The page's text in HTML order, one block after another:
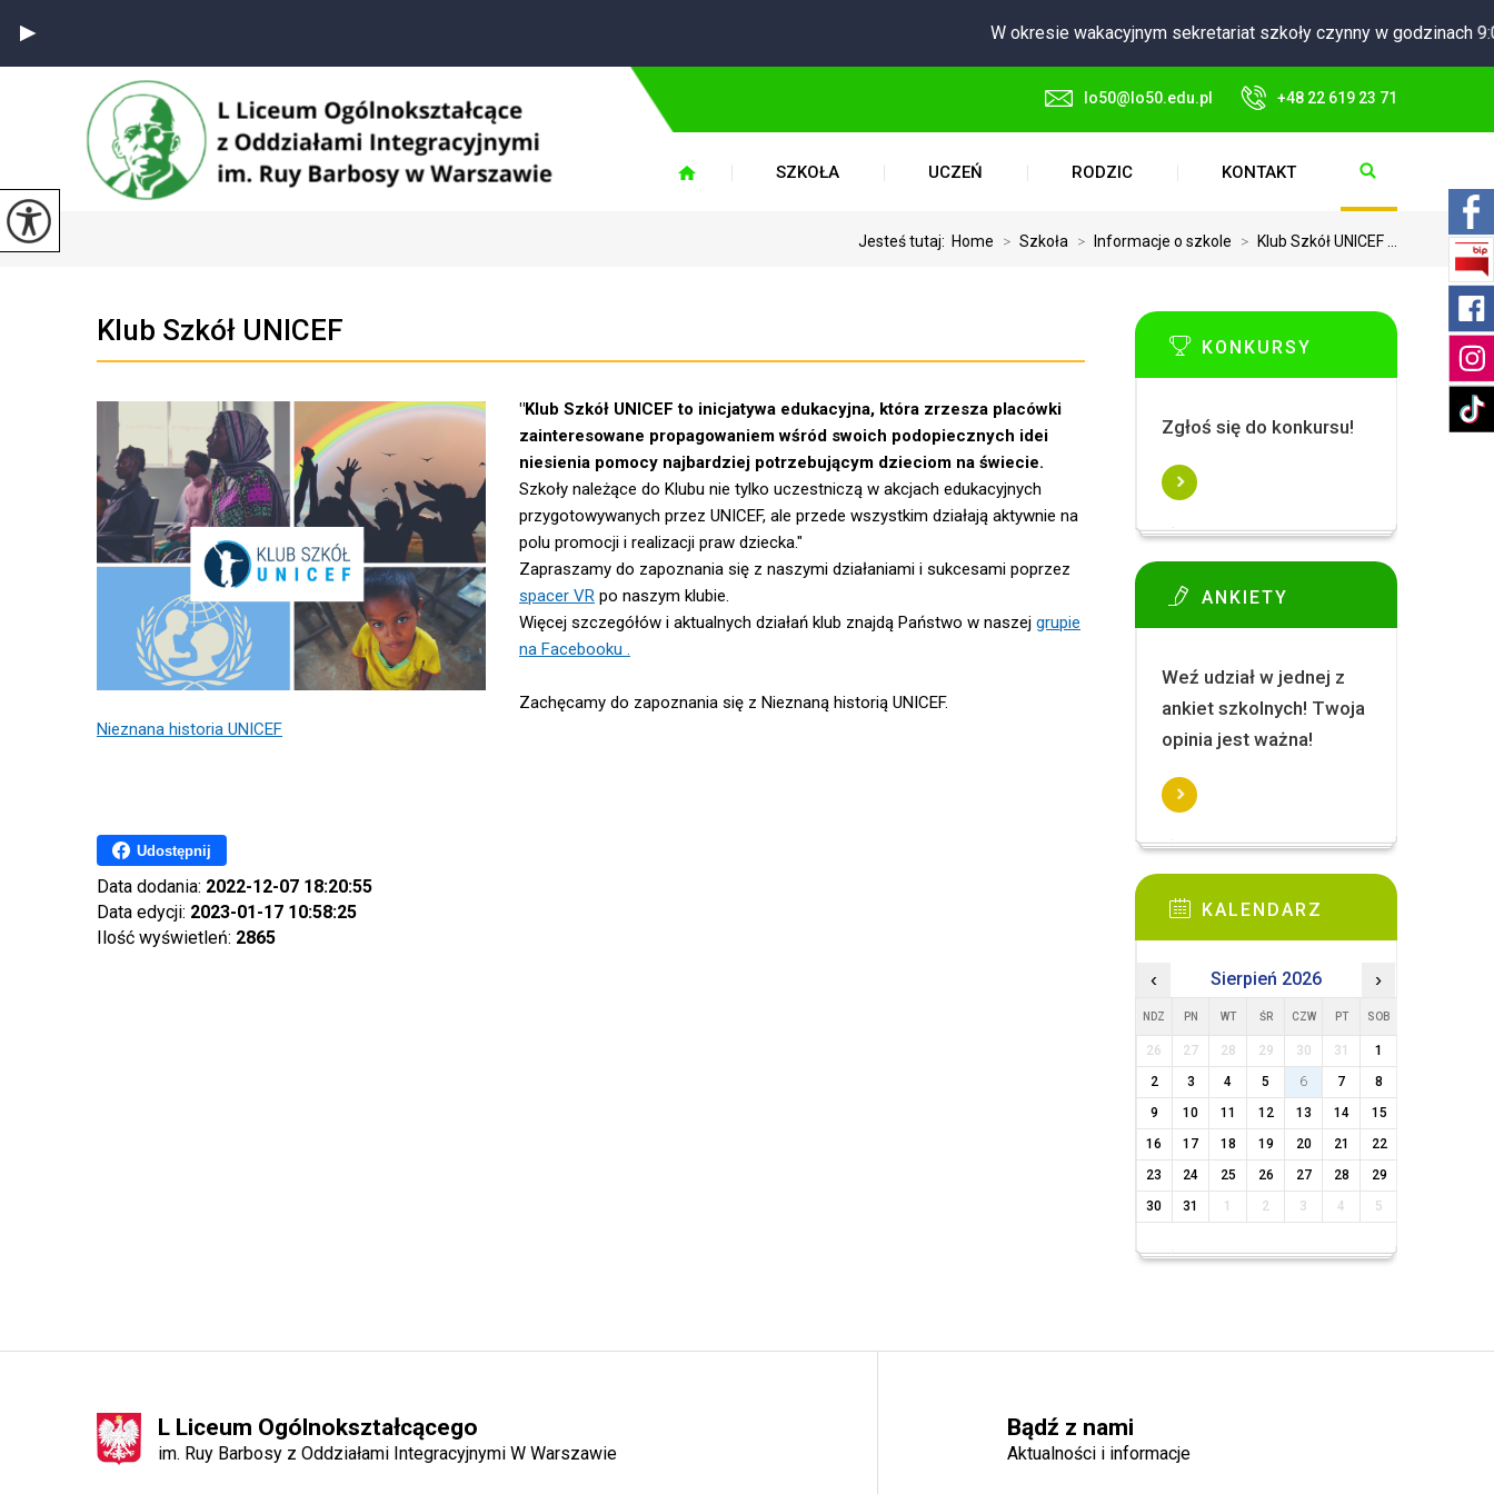
W okresie wakacyjnym sekretariat szkoły czynny w godzinach
lo50@lo50.edu.pl +48 22 619 23 71
SZKOŁA UCZEŃ RODZIC KONTAKT
Jesteś tutaj: Home > Szkoła > Informacje o szkole > Klub Szkół UNICEF ...
Klub Szkół UNICEF
"Klub Szkół UNICEF to inicjatywa edukacyjna, która zrzesza placówki
zainteresowane propagowaniem wśród swoich podopiecznych idei
niesienia pomocy najbardziej potrzebującym dzieciom na świecie.
Szkoły należące do Klubu nie tylko uczestniczą w akcjach edukacyjnych
przygotowywanych przez UNICEF, ale przede wszystkim działają aktywnie na
polu promocji i realizacji praw dziecka."
Zapraszamy do zapoznania się z naszymi działaniami i sukcesami poprzez
spacer VR po naszym klubie.
Więcej szczegółów i aktualnych działań klub znajdą Państwo w naszej grupie
na Facebooku .
Zachęcamy do zapoznania się z Nieznaną historią UNICEF.
Nieznana historia UNICEF
Udostępnij
Data dodania: 2022-12-07 18:20:55
Data edycji: 2023-01-17 10:58:25
Ilość wyświetleń: 2865
KONKURSY
Zgłoś się do konkursu!
ANKIETY
Weź udział w jednej z
ankiet szkolnych! Twoja
opinia jest ważna!
KALENDARZ
‹ Sierpień 2026 ›
NDZ PN WT ŚR CZW PT SOB
26 27 28 29 30 31
1
2
3 4 5 6 7
8
9
10 11 12 13 14
15
16
17 18 19 20 21
22
23
24 25 26 27 28
29
30
31 1 2 3 4 5
L Liceum Ogólnokształcącego
im. Ruy Barbosy z Oddziałami Integracyjnymi W Warszawie
Bądź z nami
Aktualności i informacje